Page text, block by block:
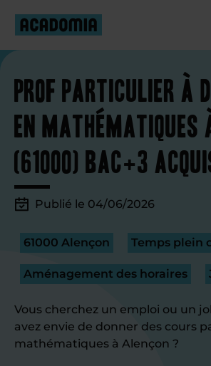
Prof particulier à
en mathématiques
(61000) Bac+3
Publié le 04/06/2026
61000 Alençon Temps plein
Aménagement des horaires
Vous cherchez un emploi ou un
avez envie de donner des cours
mathématiques à Alençon ?